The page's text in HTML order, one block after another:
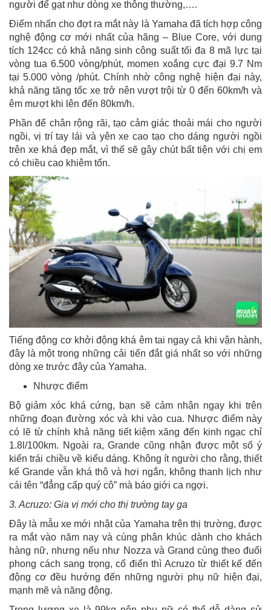
người để gạt như dòng xe thông thường,….
Điểm nhấn cho đợt ra mắt này là Yamaha đã tích hợp công
nghệ động cơ mới nhất của hãng – Blue Core, với dung
tích 124cc có khả năng sinh công suất tối đa 8 mã lực tại
vòng tua 6.500 vòng/phút, momen xoắng cực đại 9.7 Nm
tại 5.000 vòng /phút. Chính nhờ công nghệ hiện đại này,
khả năng tăng tốc xe trở nên vượt trội từ 0 đến 60km/h và
êm mượt khi lên đến 80km/h.
Phần để chân rộng rãi, tạo cảm giác thoải mái cho người
ngồi, vị trí tay lái và yên xe cao tạo cho dáng người ngồi
trên xe khá đẹp mắt, vì thế sẽ gây chút bất tiện với chị em
có chiều cao khiêm tốn.
Tiếng động cơ khởi động khá êm tai ngay cả khi vận hành,
đây là một trong những cải tiến đắt giá nhất so với những
dòng xe trước đây của Yamaha.
Nhược điểm
Bộ giảm xóc khá cứng, bạn sẽ cảm nhận ngay khi trên
những đoạn đường xóc và khi vào cua. Nhược điểm này
có lẽ từ chính khả năng tiết kiệm xăng đến kinh ngạc chỉ
1.8l/100km. Ngoài ra, Grande cũng nhận được một số ý
kiến trái chiều về kiểu dáng. Không ít người cho rằng, thiết
kế Grande vẫn khá thô và hơi ngắn, không thanh lịch như
cái tên “đẳng cấp quý cô” mà báo giới ca ngợi.
3. Acruzo: Gia vị mới cho thị trường tay ga
Đây là mẫu xe mới nhật của Yamaha trên thị trường, được
ra mắt vào năm nay và cùng phân khúc dành cho khách
hàng nữ, nhưng nếu như Nozza và Grand cùng theo đuổi
phong cách sang trọng, cổ điển thì Acruzo từ thiết kế đến
động cơ đều hướng đến những người phụ nữ hiện đại,
mạnh mẽ và năng động.